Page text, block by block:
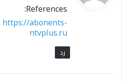
ل
References:
https://abonents-
ntvplus.ru
رد